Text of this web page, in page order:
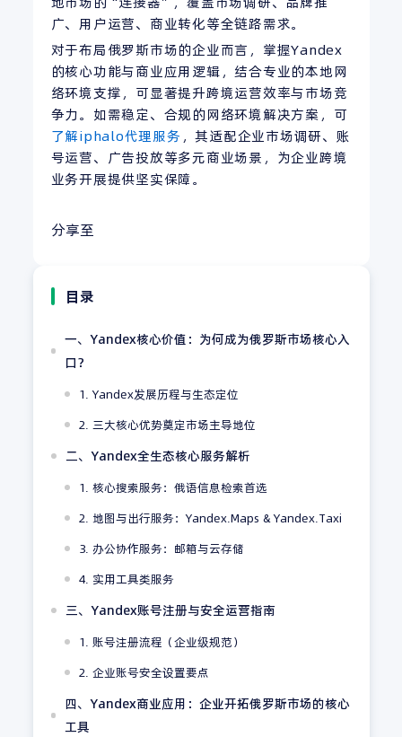
广、用户运营、商业转化等全链路需求。
对于布局俄罗斯市场的企业而言，掌握Yandex
的核心功能与商业应用逻辑，结合专业的本地网
络环境支撑，可显著提升跨境运营效率与市场竞
争力。如需稳定、合规的网络环境解决方案，可
了解iphalo代理服务 ，其适配企业市场调研、账
号运营、广告投放等多元商业场景，为企业跨境
业务开展提供坚实保障。
分享至
目录
一、Yandex核心价值：为何成为俄罗斯市场核心入
口？
1. Yandex发展历程与生态定位
2. 三大核心优势奠定市场主导地位
二、Yandex全生态核心服务解析
1. 核心搜索服务：俄语信息检索首选
2. 地图与出行服务：Yandex.Maps & Yandex.Taxi
3. 办公协作服务：邮箱与云存储
4. 实用工具类服务
三、Yandex账号注册与安全运营指南
1. 账号注册流程（企业级规范）
2. 企业账号安全设置要点
四、Yandex商业应用：企业开拓俄罗斯市场的核心
工具